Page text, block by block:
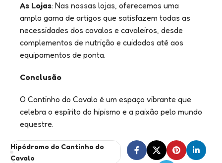
As Lojas: Nas nossas lojas, oferecemos uma
ampla gama de artigos que satisfazem todas as
necessidades dos cavalos e cavaleiros, desde
complementos de nutrição e cuidados até aos
equipamentos de ponta.
Conclusão
O Cantinho do Cavalo é um espaço vibrante que
celebra o espírito do hipismo e a paixão pelo mundo
equestre.
Hipódromo do Cantinho do
Cavalo